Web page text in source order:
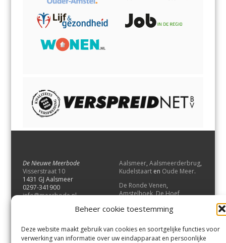
Beheer cookie toestemming
Deze website maakt gebruik van cookies en soortgelijke functies voor
verwerking van informatie over uw eindapparaat en persoonlijke
De Nieuwe Meerbode
Visserstraat 10
1431 GJ Aalsmeer
0297-341900
info@meerbode.nl
Aalsmeer, Aalsmeerderbrug,
Kudelstaart en Oude Meer.
De Ronde Venen,
Amstelhoek,De Hoef,
Vrouwenakker,Waverveen
UithoornenDe Kwakel.